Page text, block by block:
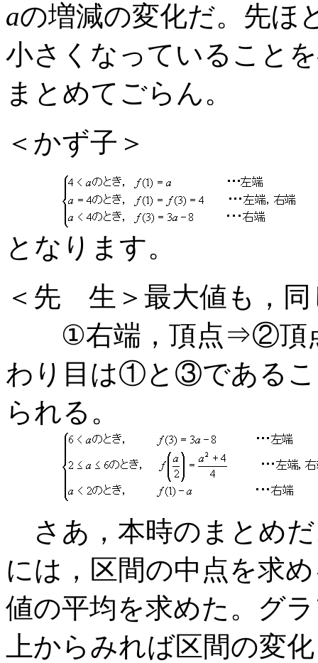
aの増減の変化だ。先ほ
小さくなっていること
まとめてごらん。
＜かず子＞
となります。
＜先 生＞最大値も，
①右端，頂点⇒②頂
わり目は①と③であるこ
られる。
さあ，本時のまとめ
には，区間の中点を求
値の平均を求めた。グ
上からみれば区間の変